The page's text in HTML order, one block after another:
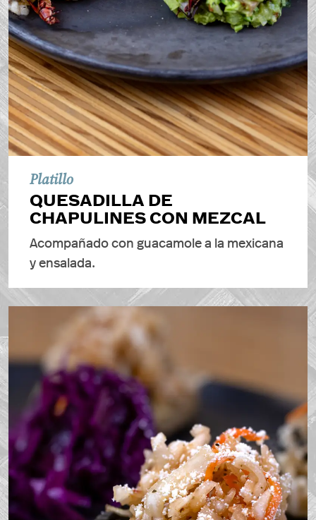
Platillo
QUESADILLA DE
CHAPULINES CON MEZCAL
Acompañado con guacamole a la mexicana
y ensalada.